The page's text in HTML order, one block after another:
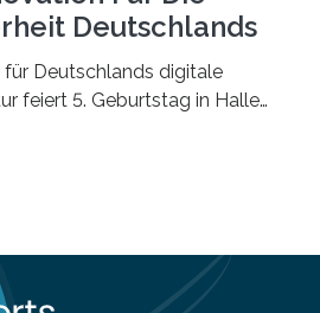
Deutschlands
für Deutschlands digitale
feiert 5. Geburtstag in Halle
in der
Grußworten und der
des Ideenwettbewerbs